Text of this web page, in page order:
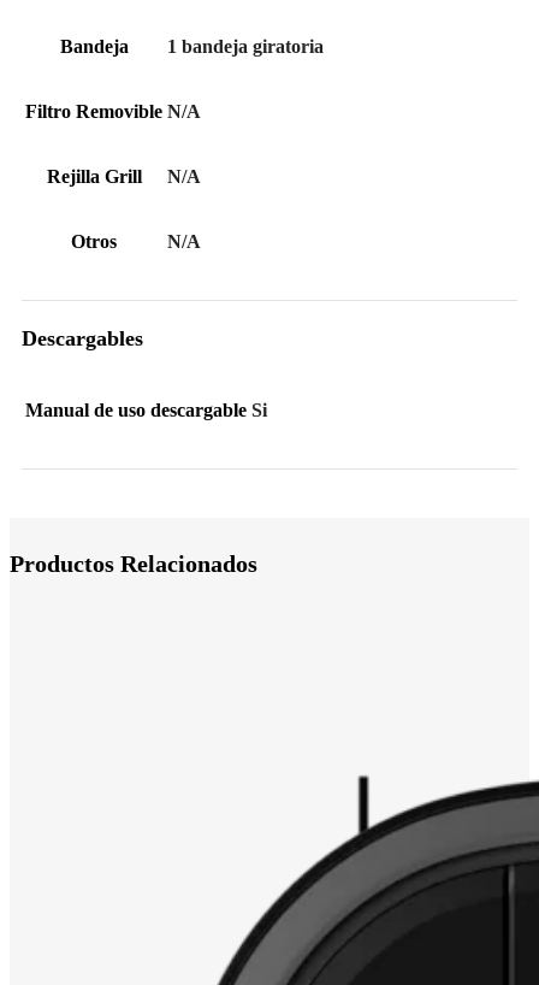
Bandeja 1 bandeja giratoria
Filtro Removible N/A
Rejilla Grill N/A
Otros N/A
Descargables
Manual de uso descargable Si
Productos Relacionados